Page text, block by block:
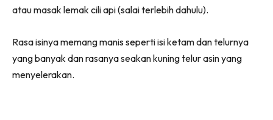
atau masak lemak cili api (salai terlebih dahulu).
Rasa isinya memang manis seperti isi ketam dan telurnya
yang banyak dan rasanya seakan kuning telur asin yang
menyelerakan.